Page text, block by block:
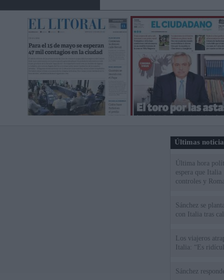
Últimas
Última hora
espera que
controles y
Sánchez se
con Italia tras
Los viajeros
Italia: “Es
Sánchez